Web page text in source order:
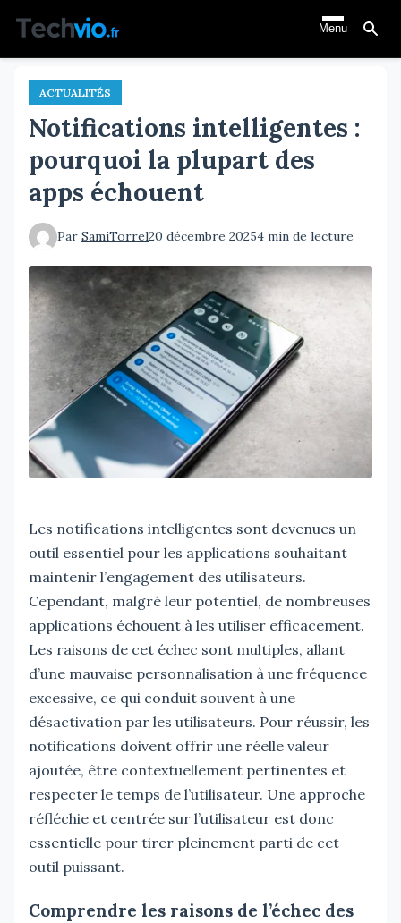
contenu
principal
Menu
ACTUALITÉS
Notifications intelligentes :
pourquoi la plupart des
apps échouent
Par SamiTorrel20 décembre 20254 min de lecture
Les notifications intelligentes sont devenues un
outil essentiel pour les applications souhaitant
maintenir l’engagement des utilisateurs.
Cependant, malgré leur potentiel, de nombreuses
applications échouent à les utiliser efficacement.
Les raisons de cet échec sont multiples, allant
d’une mauvaise personnalisation à une fréquence
excessive, ce qui conduit souvent à une
désactivation par les utilisateurs. Pour réussir, les
notifications doivent offrir une réelle valeur
ajoutée, être contextuellement pertinentes et
respecter le temps de l’utilisateur. Une approche
réfléchie et centrée sur l’utilisateur est donc
essentielle pour tirer pleinement parti de cet
outil puissant.
Comprendre les raisons de l’échec des